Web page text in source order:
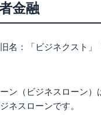
スローンと比較したと
れている
落ちないために事前に
金融
名：「ビジネクスト
ン（ビジネスローン
ネスローンです。